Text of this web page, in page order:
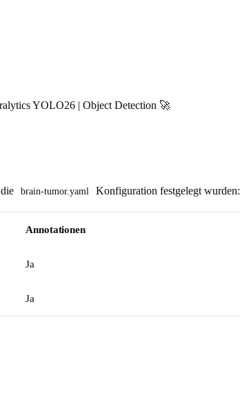
YOLO26 | Object Detection 🚀
brain-tumor.yaml Konfiguration festgelegt wurden:
Annotationen
Ja
Ja